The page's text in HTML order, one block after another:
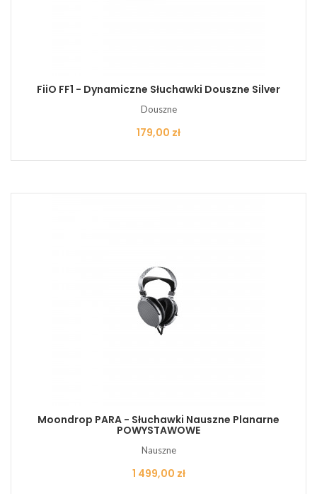
FiiO FF1 - Dynamiczne Słuchawki Douszne Silver
Douszne
Cena
179,00 zł
Moondrop PARA - Słuchawki Nauszne Planarne
POWYSTAWOWE
Nauszne
Cena
1 499,00 zł